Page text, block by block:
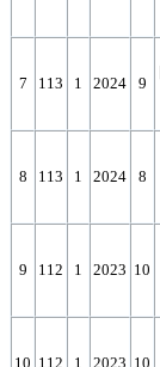
7 113 1 2024 9
8 113 1 2024 8
9 112 1 2023 10
10 112 1 2023 10